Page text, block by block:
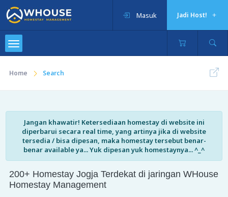
Jadi Host!
Masuk
Home Search
Jangan khawatir! Ketersediaan homestay di website ini
diperbarui secara real time, yang artinya jika di website
tersedia / bisa dipesan, maka homestay tersebut benar-
benar available ya... Yuk dipesan yuk homestaynya... ^_^
200+ Homestay Jogja Terdekat di jaringan WHouse
Homestay Management